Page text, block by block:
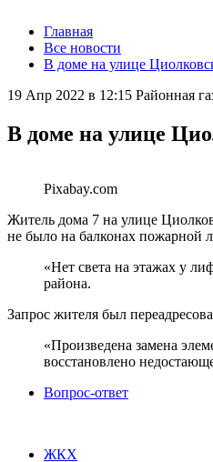
Главная
Все новости
В доме на улице
19 Апр 2022 в 12:15 Районная
В доме на улице
Pixabay.com
Житель дома 7 на улице
не было на балконах пожарной
«Нет света на этажах у
района.
Запрос жителя был
«Произведена замена
восстановлено
Вопрос-ответ
ЖКХ